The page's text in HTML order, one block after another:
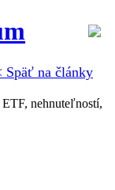
Späť na články
nehnuteľností,